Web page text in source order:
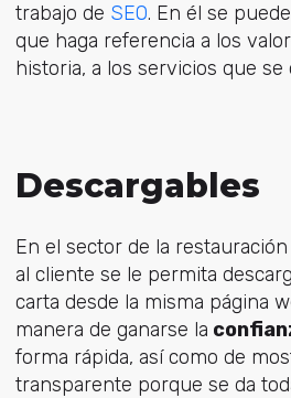
trabajo de SEO. En él se
que haga referencia a los
historia, a los servicios que se
Descargables
En el sector de la
al cliente se le permita
carta desde la misma página
manera de ganarse la
forma rápida, así como de
transparente porque se da